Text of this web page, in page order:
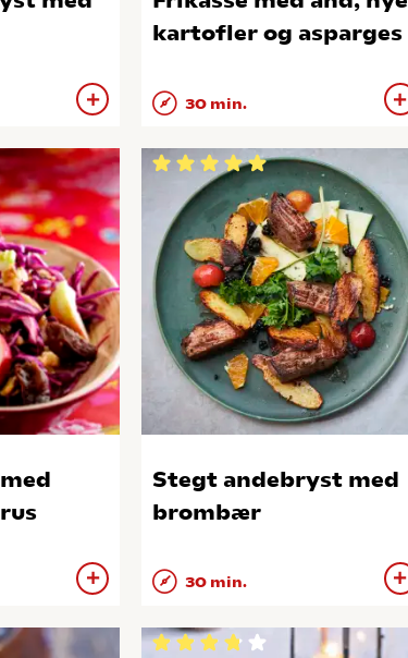
kartofler og asparges
30 min.
Stegt andebryst med
brombær
30 min.